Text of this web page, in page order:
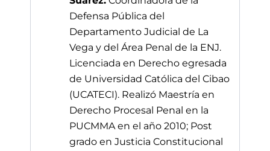
Defensa Pública del
Departamento Judicial de La
Vega y del Área Penal de la ENJ.
Licenciada en Derecho egresada
de Universidad Católica del Cibao
(UCATECI). Realizó Maestría en
Derecho Procesal Penal en la
PUCMMA en el año 2010; Post
grado en Justicia Constitucional